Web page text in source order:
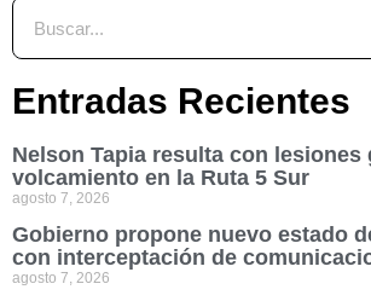
Entradas Recientes
Nelson Tapia resulta con lesiones
volcamiento en la Ruta 5 Sur
agosto 7, 2026
Gobierno propone nuevo estado
con interceptación de
agosto 7, 2026